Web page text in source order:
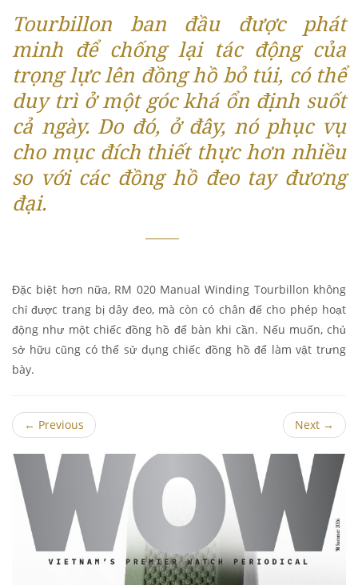
Tourbillon ban đầu được phát
minh để chống lại tác động của
trọng lực lên đồng hồ bỏ túi, có thể
duy trì ở một góc khá ổn định suốt
cả ngày. Do đó, ở đây, nó phục vụ
cho mục đích thiết thực hơn nhiều
so với các đồng hồ đeo tay đương
đại.
Đặc biệt hơn nữa, RM 020 Manual Winding Tourbillon không
chỉ được trang bị dây đeo, mà còn có chân đế cho phép hoạt
động như một chiếc đồng hồ để bàn khi cần. Nếu muốn, chủ
sở hữu cũng có thể sử dụng chiếc đồng hồ để làm vật trưng
bày.
← Previous Next →